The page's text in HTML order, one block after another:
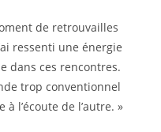
de retrouvailles
ressenti une énergie
dans ces rencontres.
trop conventionnel
l’écoute de l’autre. »